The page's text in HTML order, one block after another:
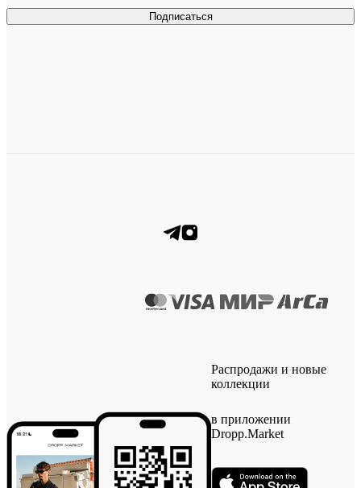
Подписаться
Распродажи и новые
коллекции
в приложении
Dropp.Market